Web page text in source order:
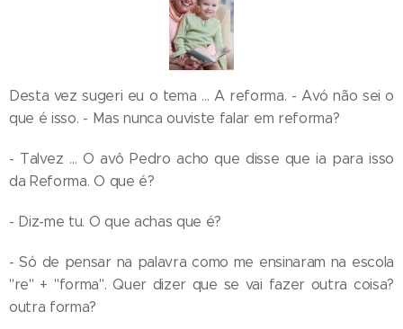
Desta vez sugeri eu o tema … A reforma. - Avó não sei o
que é isso. - Mas nunca ouviste falar em reforma?
- Talvez … O avô Pedro acho que disse que ia para isso
da Reforma. O que é?
- Diz-me tu. O que achas que é?
- Só de pensar na palavra como me ensinaram na escola
"re" + "forma". Quer dizer que se vai fazer outra coisa?
outra forma?